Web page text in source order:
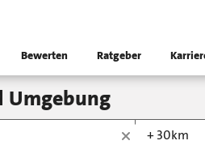
Bewerten Ratgeber
Umgebung
+ 30km